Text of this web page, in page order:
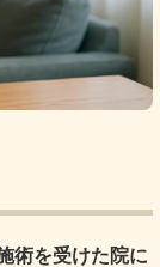
術を受けた院に